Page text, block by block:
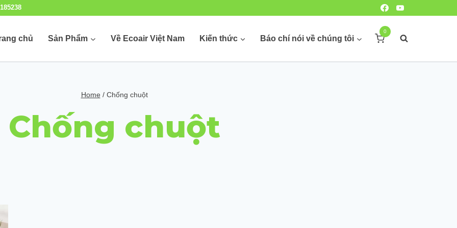
chủ Sản Phẩm Về Ecoair Việt Nam Kiến thức Báo chí nói về chúng tôi
0
Home / Chống chuột
Chống chuột